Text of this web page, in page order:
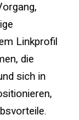
Linkprofil
die
sich in